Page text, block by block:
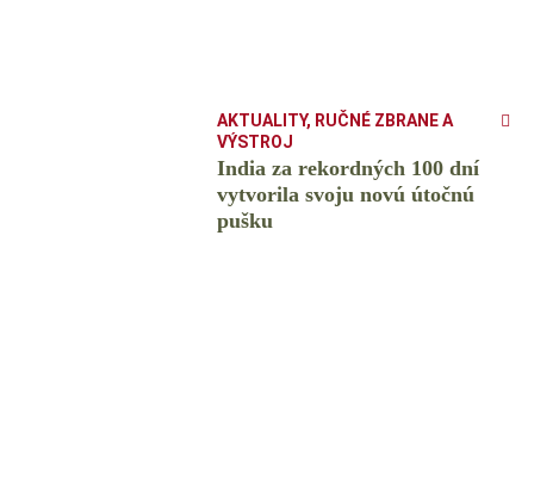
AKTUALITY, RUČNÉ ZBRANE A
VÝSTROJ
India za rekordných 100 dní
vytvorila svoju novú útočnú
pušku